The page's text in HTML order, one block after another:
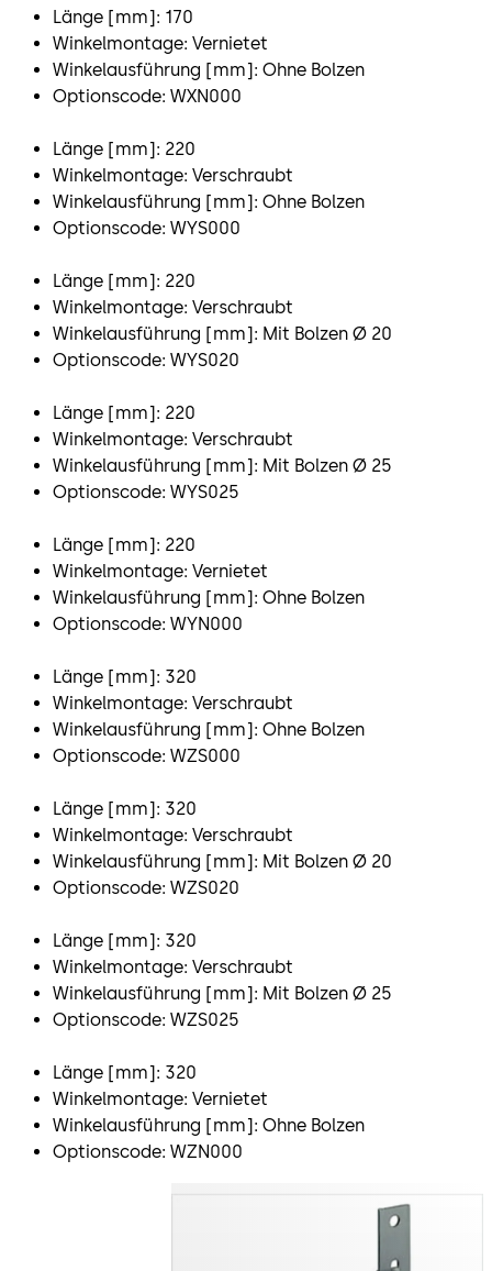
Länge [mm]: 170
Winkelmontage: Vernietet
Winkelausführung [mm]: Ohne Bolzen
Optionscode: WXN000
Länge [mm]: 220
Winkelmontage: Verschraubt
Winkelausführung [mm]: Ohne Bolzen
Optionscode: WYS000
Länge [mm]: 220
Winkelmontage: Verschraubt
Winkelausführung [mm]: Mit Bolzen Ø 20
Optionscode: WYS020
Länge [mm]: 220
Winkelmontage: Verschraubt
Winkelausführung [mm]: Mit Bolzen Ø 25
Optionscode: WYS025
Länge [mm]: 220
Winkelmontage: Vernietet
Winkelausführung [mm]: Ohne Bolzen
Optionscode: WYN000
Länge [mm]: 320
Winkelmontage: Verschraubt
Winkelausführung [mm]: Ohne Bolzen
Optionscode: WZS000
Länge [mm]: 320
Winkelmontage: Verschraubt
Winkelausführung [mm]: Mit Bolzen Ø 20
Optionscode: WZS020
Länge [mm]: 320
Winkelmontage: Verschraubt
Winkelausführung [mm]: Mit Bolzen Ø 25
Optionscode: WZS025
Länge [mm]: 320
Winkelmontage: Vernietet
Winkelausführung [mm]: Ohne Bolzen
Optionscode: WZN000